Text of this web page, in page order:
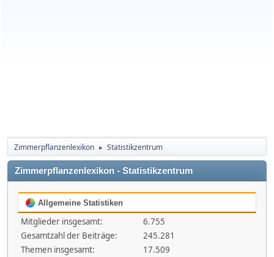
Zimmerpflanzenlexikon ► Statistikzentrum
Zimmerpflanzenlexikon - Statistikzentrum
Allgemeine Statistiken
Mitglieder insgesamt:
6.755
Gesamtzahl der Beiträge:
245.281
Themen insgesamt:
17.509